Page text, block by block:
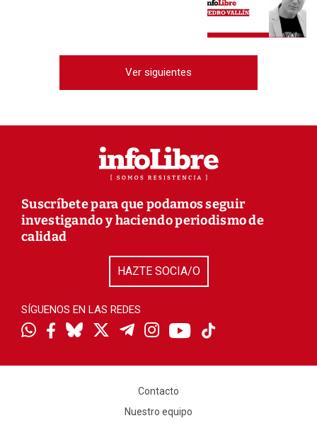
Ver siguientes
Suscríbete para que podamos seguir
investigando y haciendo periodismo de
calidad
HAZTE SOCIA/O
SÍGUENOS EN LAS REDES
Contacto
Nuestro equipo